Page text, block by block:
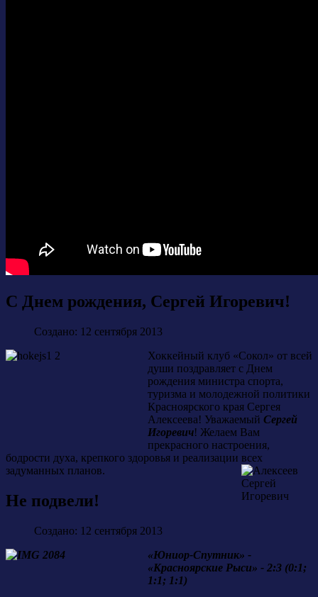
С Днем рождения, Сергей Игоревич!
Создано: 12 сентября 2013
Хоккейный клуб «Сокол» от всей
души поздравляет с Днем
рождения министра спорта,
туризма и молодежной политики
Красноярского края Сергея
Алексеева! Уважаемый Сергей
Игоревич! Желаем Вам
прекрасного настроения,
бодрости духа, крепкого здоровья и реализации всех
задуманных планов.
Не подвели!
Создано: 12 сентября 2013
«Юниор-Спутник» -
«Красноярские Рыси» - 2:3 (0:1;
1:1; 1:1)